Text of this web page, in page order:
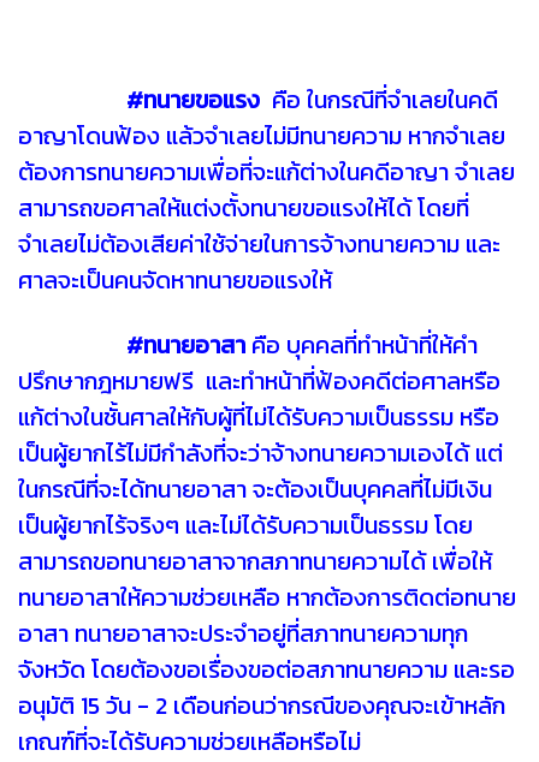
#ทนายขอแรง คือ ในกรณีที่จำเลยในคดี
อาญาโดนฟ้อง แล้วจำเลยไม่มีทนายความ หากจำเลย
ต้องการทนายความเพื่อที่จะแก้ต่างในคดีอาญา จำเลย
สามารถขอศาลให้แต่งตั้งทนายขอแรงให้ได้ โดยที่
จำเลยไม่ต้องเสียค่าใช้จ่ายในการจ้างทนายความ และ
ศาลจะเป็นคนจัดหาทนายขอแรงให้
#ทนายอาสา คือ บุคคลที่ทำหน้าที่ให้คำ
ปรึกษากฎหมายฟรี และทำหน้าที่ฟ้องคดีต่อศาลหรือ
แก้ต่างในชั้นศาลให้กับผู้ที่ไม่ได้รับความเป็นธรรม หรือ
เป็นผู้ยากไร้ไม่มีกำลังที่จะว่าจ้างทนายความเองได้ แต่
ในกรณีที่จะได้ทนายอาสา จะต้องเป็นบุคคลที่ไม่มีเงิน
เป็นผู้ยากไร้จริงๆ และไม่ได้รับความเป็นธรรม โดย
สามารถขอทนายอาสาจากสภาทนายความได้ เพื่อให้
ทนายอาสาให้ความช่วยเหลือ หากต้องการติดต่อทนาย
อาสา ทนายอาสาจะประจำอยู่ที่สภาทนายความทุก
จังหวัด โดยต้องขอเรื่องขอต่อสภาทนายความ และรอ
อนุมัติ 15 วัน - 2 เดือนก่อนว่ากรณีของคุณจะเข้าหลัก
เกณฑ์ที่จะได้รับความช่วยเหลือหรือไม่